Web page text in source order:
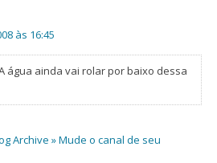
às 16:45
água ainda vai rolar por baixo dessa
Archive » Mude o canal de seu